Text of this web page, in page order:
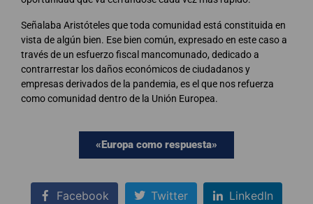
Señalaba Aristóteles que toda comunidad está constituida en
vista de algún bien. Ese bien común, expresado en este caso a
través de un esfuerzo fiscal mancomunado, dedicado a
contrarrestar los daños económicos de ciudadanos y
empresas derivados de la pandemia, es el que nos refuerza
como comunidad dentro de la Unión Europea.
«Europa como respuesta»
Facebook Twitter LinkedIn